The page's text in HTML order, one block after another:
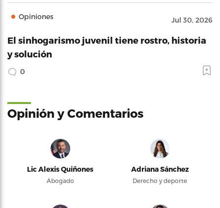
Opiniones Jul 30, 2026
El sinhogarismo juvenil tiene rostro, historia
y solución
0
Opinión y Comentarios
Lic Alexis Quiñones
Abogado
Adriana Sánchez
Derecho y deporte